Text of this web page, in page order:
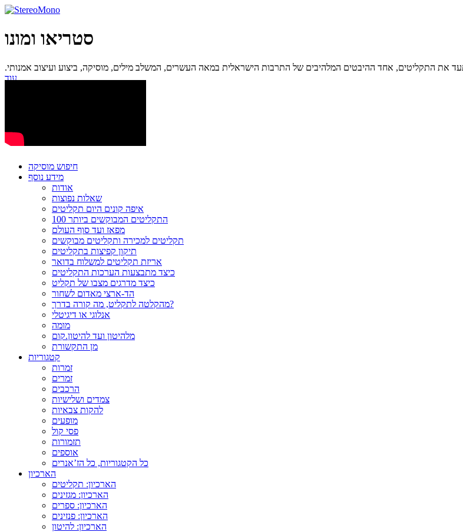
סטריאו ומונו
את התקליטים, אחד ההיבטים המלהיבים של התרבות הישראלית במאה העשרים, המשלב מילים, מוסיקה, ביצוע ועיצוב אמנותי.
עוד...
חיפוש מוסיקה
מידע נוסף
אודות
שאלות נפוצות
איפה קונים היום תקליטים
100 התקליטים המבוקשים ביותר
מפאז ועד סוף העולם
תקליטים למכירה ותקליטים מבוקשים
תיקון קפיצות בתקליטים
אריזת תקליטים למשלוח בדואר
כיצד מתבצעות הערכות התקליטים
כיצד מדרגים מצבו של תקליט
הד-ארצי מאדום לשחור
מהקלטה לתקליט, מה קורה בדרך?
אנלוגי או דיגיטלי
מומה
מלהיטון ועד להיטון.קום
מן התקשורת
קטגוריות
זמרות
זמרים
הרכבים
צמדים ושלישיות
להקות צבאיות
מופעים
פסי קול
תזמורות
אוספים
כל הקטגוריות, כל הז’אנרים
הארכיון
הארכיון: תקליטים
הארכיון: מגזינים
הארכיון: ספרים
הארכיון: פנזינים
הארכיון: להיטון